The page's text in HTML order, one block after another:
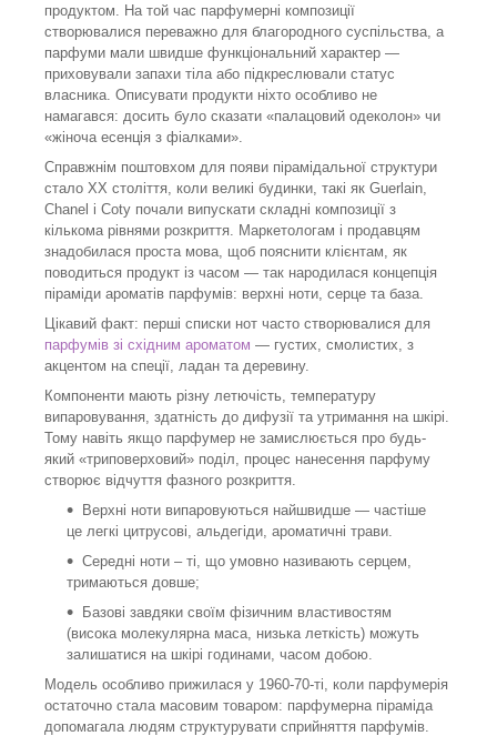
продуктом. На той час парфумерні композиції
створювалися переважно для благородного суспільства, а
парфуми мали швидше функціональний характер —
приховували запахи тіла або підкреслювали статус
власника. Описувати продукти ніхто особливо не
намагався: досить було сказати «палацовий одеколон» чи
«жіноча есенція з фіалками».
Справжнім поштовхом для появи пірамідальної структури
стало XX століття, коли великі будинки, такі як Guerlain,
Chanel і Coty почали випускати складні композиції з
кількома рівнями розкриття. Маркетологам і продавцям
знадобилася проста мова, щоб пояснити клієнтам, як
поводиться продукт із часом — так народилася концепція
піраміди ароматів парфумів: верхні ноти, серце та база.
Цікавий факт: перші списки нот часто створювалися для
парфумів зі східним ароматом — густих, смолистих, з
акцентом на спеції, ладан та деревину.
Компоненти мають різну летючість, температуру
випаровування, здатність до дифузії та утримання на шкірі.
Тому навіть якщо парфумер не замислюється про будь-
який «триповерховий» поділ, процес нанесення парфуму
створює відчуття фазного розкриття.
Верхні ноти випаровуються найшвидше — частіше
це легкі цитрусові, альдегіди, ароматичні трави.
Середні ноти – ті, що умовно називають серцем,
тримаються довше;
Базові завдяки своїм фізичним властивостям
(висока молекулярна маса, низька леткість) можуть
залишатися на шкірі годинами, часом добою.
Модель особливо прижилася у 1960-70-ті, коли парфумерія
остаточно стала масовим товаром: парфумерна піраміда
допомагала людям структурувати сприйняття парфумів.